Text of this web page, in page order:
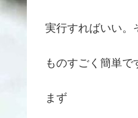
実行すればいい。
ものすごく簡単で
まず